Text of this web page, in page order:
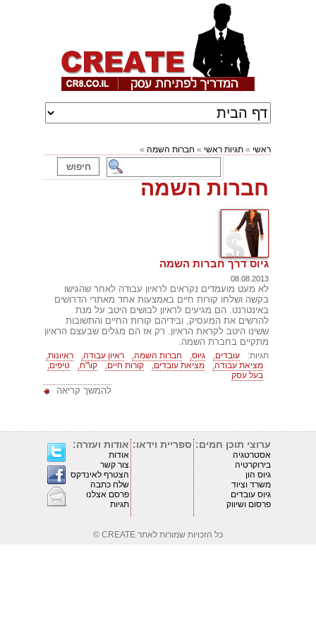
ראשי » תגיות ראשי » חברות השמה »
חברות השמה
גיוס דרך חברות השמה
08.08.2013
לא מעט מועמדים נקראים לראיון עבודה לאחר שהגישו
בקשה ושלחו קורות חיים באמצעות אחד מאתרי הדרושים
באינטרנט. הם מגיעים לראיון לבושים היטב על מנת
להרשים את המעסיק, ובידיהם קורות החיים והתשובות
ששינו היטב לקראת הראיון. רק אז הם מגלים שבעצם הראיון
מתקיים בחברת השמה.
תגיות: עובדים, גיוס, חברות השמה, ראיון עבודה,
ראיונות,
מציאת עבודה,
מציאת עובדים, קורות חיים, קו\"ח,
טיפים,
בעל עסק
להמשך קריאה
ערוצי תוכן חמים:
אסטרטגיה
בירוקרטיה
גיוס הון
משרד וציוד
גיוס עובדים
פרסום ושיווק
ספריית וידאו: אודות ועזרה:
אודות
צור קשר
הצטרף לאינדקס
שלח כתבה
פרסם אצלנו
תגיות
כל הזכויות שמורות לאתר CREATE ©